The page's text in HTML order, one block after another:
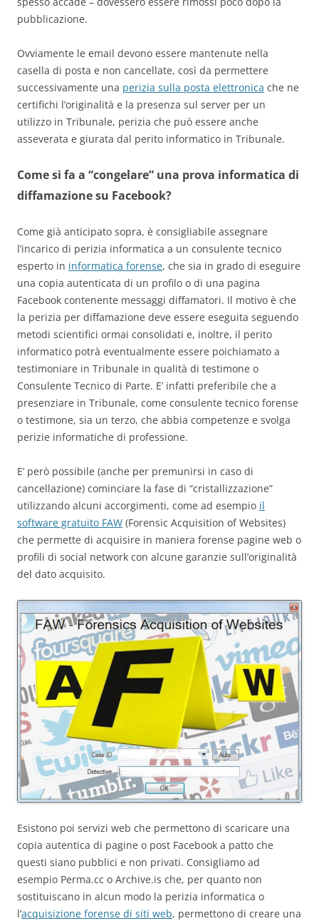
pubblicazione.
Ovviamente le email devono essere mantenute nella
casella di posta e non cancellate, così da permettere
successivamente una perizia sulla posta elettronica che ne
certifichi l’originalità e la presenza sul server per un
utilizzo in Tribunale, perizia che può essere anche
asseverata e giurata dal perito informatico in Tribunale.
Come si fa a “congelare” una prova informatica di
diffamazione su Facebook?
Come già anticipato sopra, è consigliabile assegnare
l’incarico di perizia informatica a un consulente tecnico
esperto in informatica forense, che sia in grado di eseguire
una copia autenticata di un profilo o di una pagina
Facebook contenente messaggi diffamatori. Il motivo è che
la perizia per diffamazione deve essere eseguita seguendo
metodi scientifici ormai consolidati e, inoltre, il perito
informatico potrà eventualmente essere poichiamato a
testimoniare in Tribunale in qualità di testimone o
Consulente Tecnico di Parte. E’ infatti preferibile che a
presenziare in Tribunale, come consulente tecnico forense
o testimone, sia un terzo, che abbia competenze e svolga
perizie informatiche di professione.
E’ però possibile (anche per premunirsi in caso di
cancellazione) cominciare la fase di “cristallizzazione”
utilizzando alcuni accorgimenti, come ad esempio il
software gratuito FAW (Forensic Acquisition of Websites)
che permette di acquisire in maniera forense pagine web o
profili di social network con alcune garanzie sull’originalità
del dato acquisito.
Esistono poi servizi web che permettono di scaricare una
copia autentica di pagine o post Facebook a patto che
questi siano pubblici e non privati. Consigliamo ad
esempio Perma.cc o Archive.is che, per quanto non
sostituiscano in alcun modo la perizia informatica o
l’acquisizione forense di siti web, permettono di creare una